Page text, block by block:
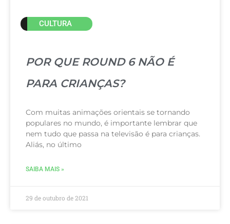
CULTURA
POR QUE ROUND 6 NÃO É
PARA CRIANÇAS?
Com muitas animações orientais se tornando
populares no mundo, é importante lembrar que
nem tudo que passa na televisão é para crianças.
Aliás, no último
SAIBA MAIS »
29 de outubro de 2021